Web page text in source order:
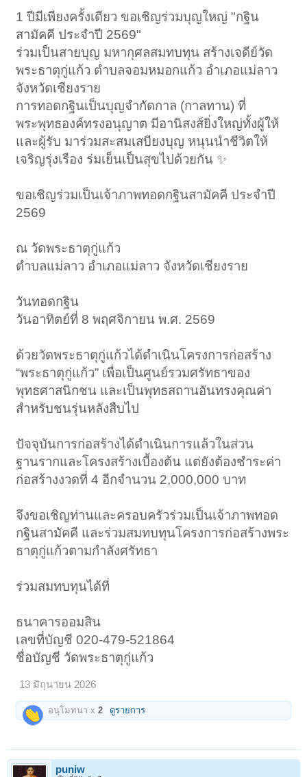
1 ปีมีเพียงครั้งเดียว ขอเชิญร่วมบุญใหญ่ "กฐิน
สามัคคี ประจำปี 2569"
ร่วมเป็นสายบุญ มหากุศลสมทบทุน สร้างเจดีย์วัด
พระธาตุกู่แก้ว ตำบลจอมหมอกแก้ว อำเภอแม่ลาว
จังหวัดเชียงราย
การทอดกฐินเป็นบุญจำกัดกาล (กาลทาน) ที่
พระพุทธองค์ทรงอนุญาต มีอานิสงส์ยิ่งใหญ่ทั้งผู้ให้
และผู้รับ มาร่วมสะสมเสบียงบุญ หนุนนำชีวิตให้
เจริญรุ่งเรือง ร่มเย็นเป็นสุขไปด้วยกัน ✨
ขอเชิญร่วมเป็นเจ้าภาพทอดกฐินสามัคคี ประจำปี
2569
ณ วัดพระธาตุกู่แก้ว
ตำบลแม่ลาว อำเภอแม่ลาว จังหวัดเชียงราย
วันทอดกฐิน
วันอาทิตย์ที่ 8 พฤศจิกายน พ.ศ. 2569
ด้วยวัดพระธาตุกู่แก้วได้ดำเนินโครงการก่อสร้าง
“พระธาตุกู่แก้ว” เพื่อเป็นศูนย์รวมศรัทธาของ
พุทธศาสนิกชน และเป็นพุทธสถานอันทรงคุณค่า
สำหรับชนรุ่นหลังสืบไป
ปัจจุบันการก่อสร้างได้ดำเนินการแล้วในส่วน
ฐานรากและโครงสร้างเบื้องต้น แต่ยังต้องชำระค่า
ก่อสร้างงวดที่ 4 อีกจำนวน 2,000,000 บาท
จึงขอเชิญท่านและครอบครัวร่วมเป็นเจ้าภาพทอด
กฐินสามัคคี และร่วมสมทบทุนโครงการก่อสร้างพระ
ธาตุกู่แก้วตามกำลังศรัทธา
ร่วมสมทบทุนได้ที่
ธนาคารออมสิน
เลขที่บัญชี 020-479-521864
ชื่อบัญชี วัดพระธาตุกู่แก้ว
13 มิถุนายน 2026
อนุโมทนา x2 ดูรายการ
puniw